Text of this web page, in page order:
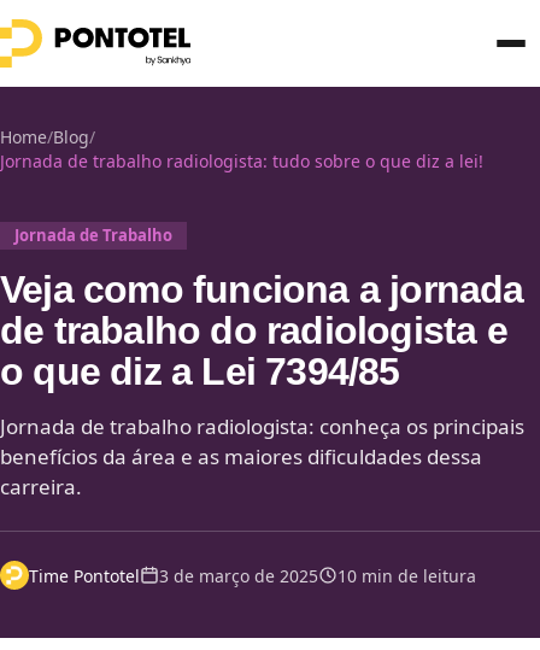
Home/Blog/
Jornada de trabalho radiologista: tudo sobre o que diz a lei!
Jornada de Trabalho
Veja como funciona a jornada
de trabalho do radiologista e
o que diz a Lei 7394/85
Jornada de trabalho radiologista: conheça os principais
benefícios da área e as maiores dificuldades dessa
carreira.
Time Pontotel 3 de março de 2025 10 min de leitura